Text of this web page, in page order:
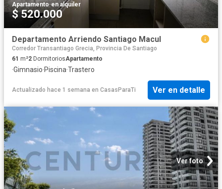
Apartamento·en alquiler
$ 520.000
Departamento Arriendo Santiago Macul
Corredor Transantiago Grecia, Provincia De Santiago
61 m²2 DormitoriosApartamento
·Gimnasio·Piscina·Trastero
Actualizado hace 1 semana en CasasParaTi Ver en detalle
Ver foto